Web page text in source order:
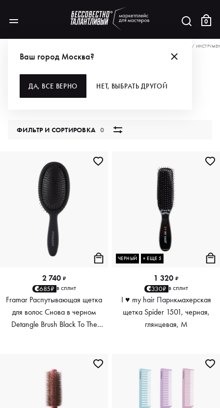
0
Ваш город Москва?
ДА, ВСЕ ВЕРНО НЕТ, ВЫБРАТЬ ДРУГОЙ
РАСЧЕСКИ, ЩЕТКИ, БРАШИ
ФИЛЬТР И СОРТИРОВКА0
2 740 ₽
685₽ в сплит
Framar Распутывающая щетка
для волос Снова в черном
Detangle Brush Black To The
ЧЕРНЫЙ + ЕЩЕ 5
1 320 ₽
330₽ в сплит
I ♥ my hair Парикмахерская
щетка Spider 1501, черная,
глянцевая, M